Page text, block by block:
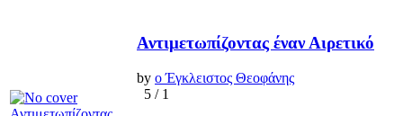
Αντιμετωπίζοντας έναν Αιρετικό
by ο Έγκλειστος Θεοφάνης
5 / 1